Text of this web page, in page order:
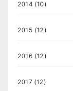
2014(10)
2015 (12)
2016 (12)
2017(12)